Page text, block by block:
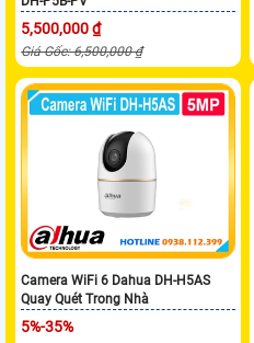
5,500,000 ₫
Giá Gốc: 6,500,000 ₫
Camera WiFi 6 Dahua DH-H5AS
Quay Quét Trong Nhà
5%-35%